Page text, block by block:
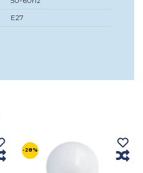
E27
-28%